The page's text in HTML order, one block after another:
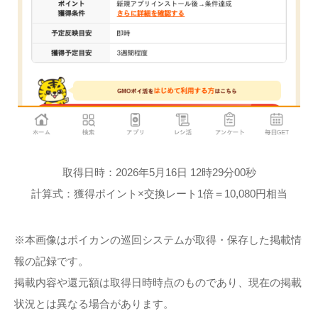
取得日時：2026年5月16日 12時29分00秒
計算式：獲得ポイント×交換レート1倍＝10,080円相当
※本画像はポイカンの巡回システムが取得・保存した掲載情
報の記録です。
掲載内容や還元額は取得日時時点のものであり、現在の掲載
状況とは異なる場合があります。